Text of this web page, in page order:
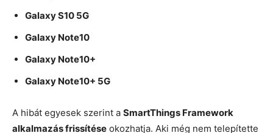
Galaxy S10 5G
Galaxy Note10
Galaxy Note10+
Galaxy Note10+ 5G
A hibát egyesek szerint a SmartThings Framework
alkalmazás frissítése okozhatja. Aki még nem telepítette